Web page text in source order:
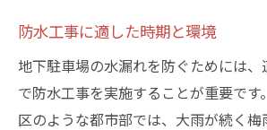
防水工事に適した時期と環境
地下駐車場の水漏れを防ぐためには
で防水工事を実施することが重要です
区のような都市部では、大雨が続く梅